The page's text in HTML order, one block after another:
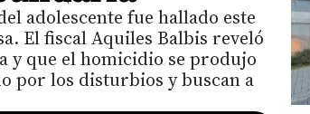
adolescente fue hallado este
El fiscal Aquiles Balbis reveló
y que el homicidio se produjo
por los disturbios y buscan a